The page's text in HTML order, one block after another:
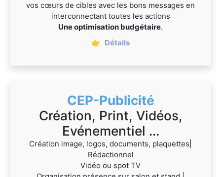
vos cœurs de cibles avec les bons messages en
interconnectant toutes les actions
Une optimisation budgétaire.
👉 Détails
CEP-Publicité
Création, Print, Vidéos,
Evénementiel ...
Création image, logos, documents, plaquettes|
Rédactionnel
Vidéo ou spot TV